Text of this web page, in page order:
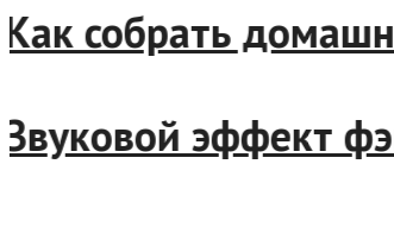
Как собрать
Звуковой эффект